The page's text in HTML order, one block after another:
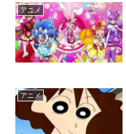
アニメ
アニメ